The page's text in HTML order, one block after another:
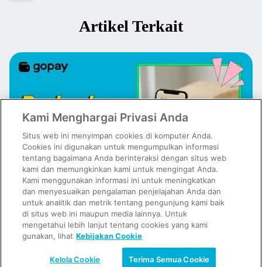
Artikel Terkait
Emas Digital vs Emas Fisik: Mana yang Lebih Cocok untuk Investasi?
Kami Menghargai Privasi Anda
Situs web ini menyimpan cookies di komputer Anda.
Cookies ini digunakan untuk mengumpulkan informasi
tentang bagaimana Anda berinteraksi dengan situs web
kami dan memungkinkan kami untuk mengingat Anda.
Kami menggunakan informasi ini untuk meningkatkan
dan menyesuaikan pengalaman penjelajahan Anda dan
untuk analitik dan metrik tentang pengunjung kami baik
di situs web ini maupun media lainnya. Untuk
mengetahui lebih lanjut tentang cookies yang kami
gunakan, lihat Kebijakan Cookie
Kelola Cookie Terima Semua Cookie